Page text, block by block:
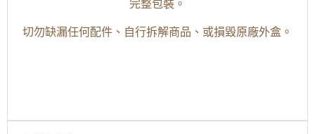
完整包裝。
切勿缺漏任何配件、自行拆解商品、或損毀原廠外盒。